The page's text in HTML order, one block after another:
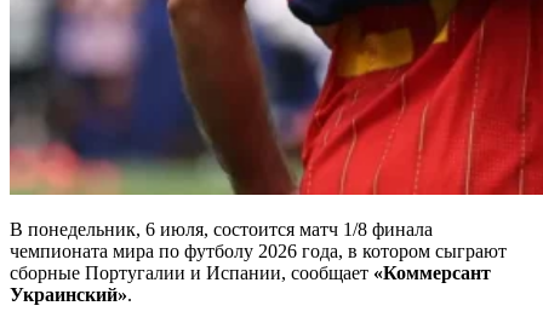
В понедельник, 6 июля, состоится матч 1/8 финала
чемпионата мира по футболу 2026 года, в котором сыграют
сборные Португалии и Испании, сообщает «Коммерсант
Украинский».